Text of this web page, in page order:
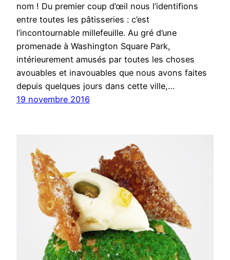
nom ! Du premier coup d’œil nous l’identifions
entre toutes les pâtisseries : c’est
l’incontournable millefeuille. Au gré d’une
promenade à Washington Square Park,
intérieurement amusés par toutes les choses
avouables et inavouables que nous avons faites
depuis quelques jours dans cette ville,…
19 novembre 2016